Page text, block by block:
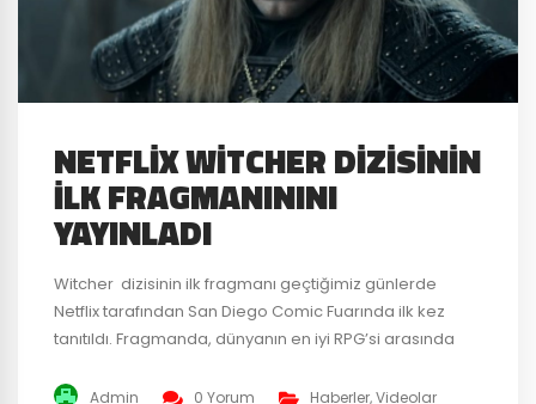
NETFLIX WITCHER DIZISININ
İLK FRAGMANININI
YAYINLADI
Witcher dizisinin ilk fragmanı geçtiğimiz günlerde
Netflix tarafından San Diego Comic Fuarında ilk kez
tanıtıldı. Fragmanda, dünyanın en iyi RPG’si arasında
ve Yennefer bunların başlıcaları. Netflix, diziyi ilk
Admin 0 Yorum Haberler,Videolar